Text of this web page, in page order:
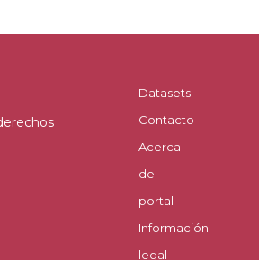
Datasets
Contacto
Acerca
del
portal
Información
legal